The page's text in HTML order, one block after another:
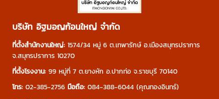
บริษัท อิฐมอญก้อนใหญ่ จำกัด
ที่ตั้งสำนักงานใหญ่: 1574/34 หมู่ 6 ต.เทพารักษ์ อ.เมืองสมุทรปราการ
จ.สมุทรปราการ 10270
ที่ตั้งโรงงาน: 99 หมู่ที่ 7 ต.ยางหัก อ.ปากท่อ จ.ราชบุรี 70140
โทร: 02-385-2756 มือถือ: 084-388-6044 (คุณทองอินทร์)